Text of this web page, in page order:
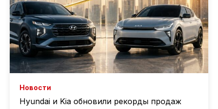
Новости
Hyundai и Kia обновили рекорды продаж